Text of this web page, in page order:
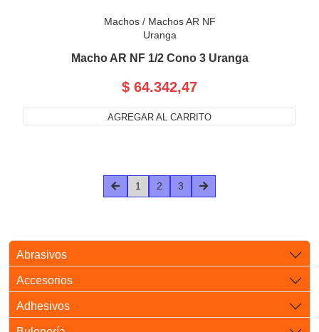
Abrasivos
Accesorios
Adhesivos
Machos/ Machos AR NF
Uranga
Macho AR NF 1/2 Cono 3 Uranga
$ 64.342,47
AGREGAR AL CARRITO
1 2 3